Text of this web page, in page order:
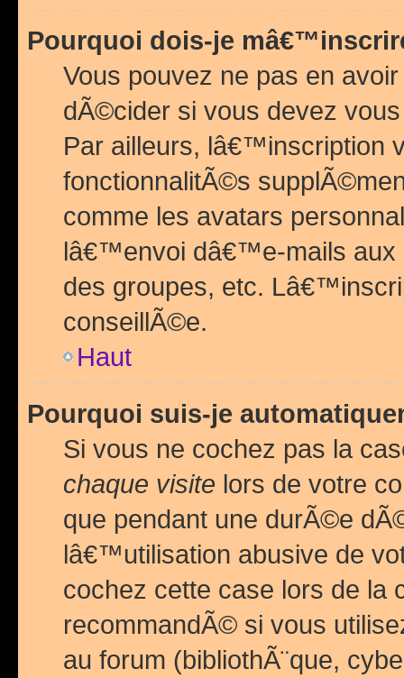
Pourquoi dois-je
Vous pouvez ne pas en
dÃ©cider si vous devez
Par ailleurs, lâ€™inscription
fonctionnalitÃ©s
comme les avatars
lâ€™envoi dâ€™e-mails
des groupes, etc.
conseillÃ©e.
Haut
Pourquoi suis-je
Si vous ne cochez pas la
chaque visite lors de votre
que pendant une durÃ©e
lâ€™utilisation abusive de
cochez cette case lors de
recommandÃ© si vous
au forum (bibliothÃ¨que,